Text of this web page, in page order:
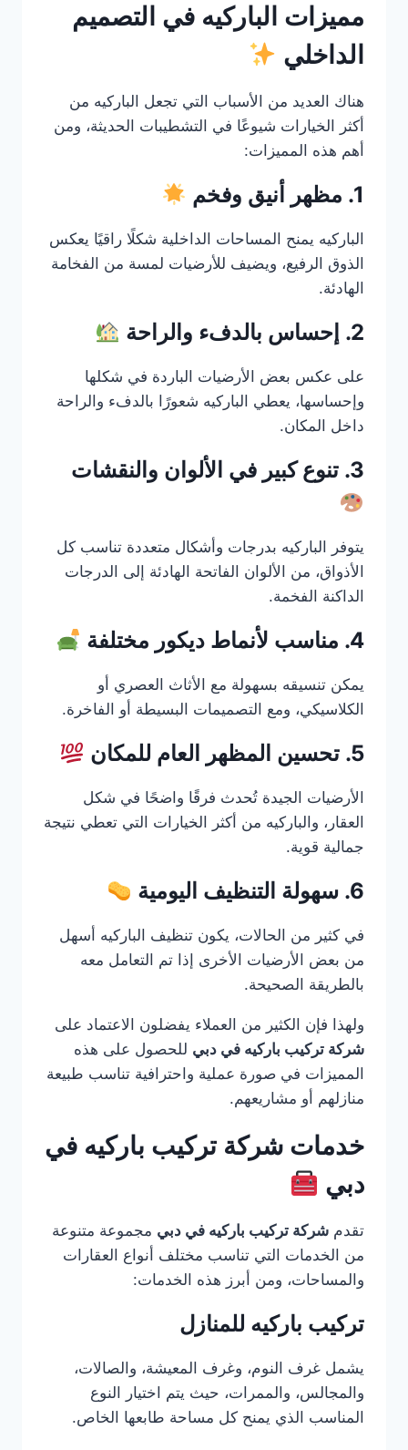
مميزات الباركيه في التصميم
الداخلي
هناك العديد من الأسباب التي تجعل الباركيه من
أكثر الخيارات شيوعًا في التشطيبات الحديثة، ومن
أهم هذه المميزات:
1. مظهر أنيق وفخم
الباركيه يمنح المساحات الداخلية شكلًا راقيًا يعكس
الذوق الرفيع، ويضيف للأرضيات لمسة من الفخامة
الهادئة.
2. إحساس بالدفء والراحة
على عكس بعض الأرضيات الباردة في شكلها
وإحساسها، يعطي الباركيه شعورًا بالدفء والراحة
داخل المكان.
3. تنوع كبير في الألوان والنقشات
يتوفر الباركيه بدرجات وأشكال متعددة تناسب كل
الأذواق، من الألوان الفاتحة الهادئة إلى الدرجات
الداكنة الفخمة.
4. مناسب لأنماط ديكور مختلفة
يمكن تنسيقه بسهولة مع الأثاث العصري أو
الكلاسيكي، ومع التصميمات البسيطة أو الفاخرة.
5. تحسين المظهر العام للمكان
الأرضيات الجيدة تُحدث فرقًا واضحًا في شكل
العقار، والباركيه من أكثر الخيارات التي تعطي نتيجة
جمالية قوية.
6. سهولة التنظيف اليومية
في كثير من الحالات، يكون تنظيف الباركيه أسهل
من بعض الأرضيات الأخرى إذا تم التعامل معه
بالطريقة الصحيحة.
ولهذا فإن الكثير من العملاء يفضلون الاعتماد على
شركة تركيب باركيه في دبي للحصول على هذه
المميزات في صورة عملية واحترافية تناسب طبيعة
منازلهم أو مشاريعهم.
خدمات شركة تركيب باركيه في
دبي
تقدم شركة تركيب باركيه في دبي مجموعة متنوعة
من الخدمات التي تناسب مختلف أنواع العقارات
والمساحات، ومن أبرز هذه الخدمات:
تركيب باركيه للمنازل
يشمل غرف النوم، وغرف المعيشة، والصالات،
والمجالس، والممرات، حيث يتم اختيار النوع
المناسب الذي يمنح كل مساحة طابعها الخاص.